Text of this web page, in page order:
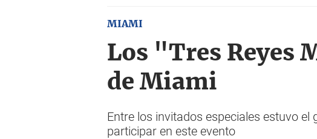
MIAMI
Los "Tres Reyes
de Miami
Entre los invitados especiales estuvo
participar en este evento